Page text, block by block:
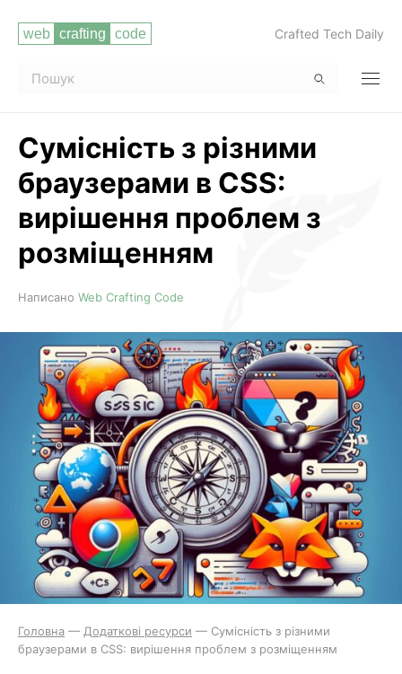
Crafted Tech Daily
Сумісність з різними
браузерами в CSS:
вирішення проблем з
розміщенням
Читати повністю
Написано Web Crafting Code
Головна — Додаткові ресурси — Сумісність з різними
браузерами в CSS: вирішення проблем з розміщенням